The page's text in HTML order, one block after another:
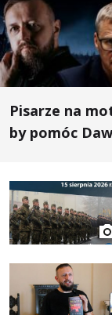
Pisarze na
by pomóc